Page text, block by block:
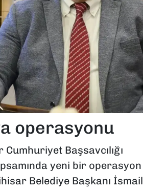
operasyonu
Başsavcılığı
yeni bir operasyon
Belediye Başkanı İsmail